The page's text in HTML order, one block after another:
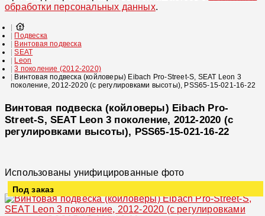
обработки персональных данных.
Подвеска
Винтовая подвеска
SEAT
Leon
3 поколение (2012-2020)
Винтовая подвеска (койловеры) Eibach Pro-Street-S, SEAT Leon 3
поколение, 2012-2020 (с регулировками высоты), PSS65-15-021-16-22
Винтовая подвеска (койловеры) Eibach Pro-
Street-S, SEAT Leon 3 поколение, 2012-2020 (с
регулировками высоты), PSS65-15-021-16-22
Использованы унифицированные фото
Под заказ